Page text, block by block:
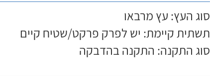
סוג העץ: עץ מרבאו
תשתית קיימת: יש לפרק פרקט/שטיח קיים
סוג התקנה: התקנה בהדבקה